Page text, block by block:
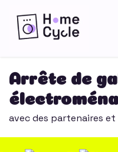
Arrête de
avec des partenaires